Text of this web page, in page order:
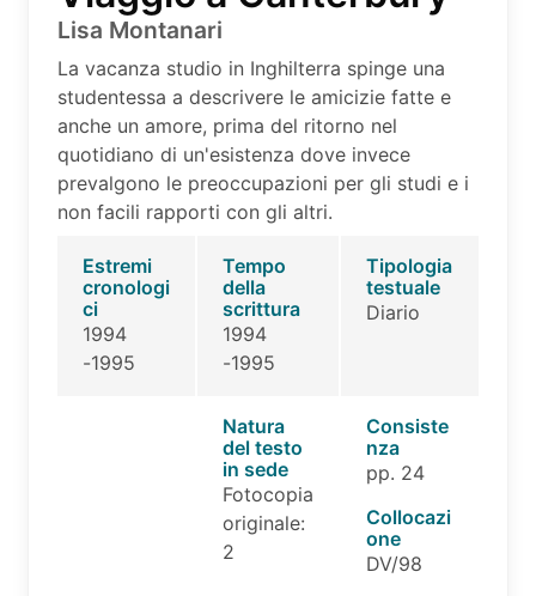
Lisa Montanari
La vacanza studio in Inghilterra spinge una
studentessa a descrivere le amicizie fatte e
anche un amore, prima del ritorno nel
quotidiano di un'esistenza dove invece
prevalgono le preoccupazioni per gli studi e i
non facili rapporti con gli altri.
Estremi
cronologi
ci
1994
-1995
Tempo
della
scrittura
1994
-1995
Tipologia
testuale
Diario
Natura
del testo
in sede
Fotocopia
originale:
2
Consiste
nza
pp. 24
Collocazi
one
DV/98